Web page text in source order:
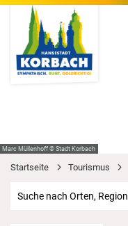
Marc Müllenhoff © Stadt Korbach
Startseite Tourismus